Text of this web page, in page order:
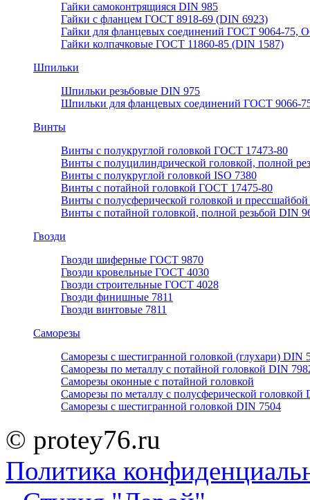
Гайки самоконтрящияся DIN 985
Гайки с фланцем ГОСТ 8918-69 (DIN 6923)
Гайки для фланцевых соединений ГОСТ 9064-75,
Гайки колпачковые ГОСТ 11860-85 (DIN 1587)
Шпильки
Шпильки резьбовые DIN 975
Шпильки для фланцевых соединений ГОСТ 9066-
Винты
Винты с полукруглой головкой ГОСТ 17473-80
Винты с полуцилиндрической головкой, полной
Винты с полукруглой головкой ISO 7380
Винты с потайной головкой ГОСТ 17475-80
Винты с полусферической головкой и
Винты с потайной головкой, полной резьбой DIN
Гвозди
Гвозди шиферные ГОСТ 9870
Гвозди кровельные ГОСТ 4030
Гвозди строительные ГОСТ 4028
Гвозди финишные 7811
Гвозди винтовые 7811
Саморезы
Саморезы с шестигранной головкой (глухари) DIN
Саморезы по металлу с потайной головкой DIN
Саморезы оконные с потайной головкой
Саморезы по металлу с полусферической головкой
Саморезы с шестигранной головкой DIN 7504
© protey76.ru
Политика